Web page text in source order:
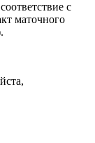
с
маточного